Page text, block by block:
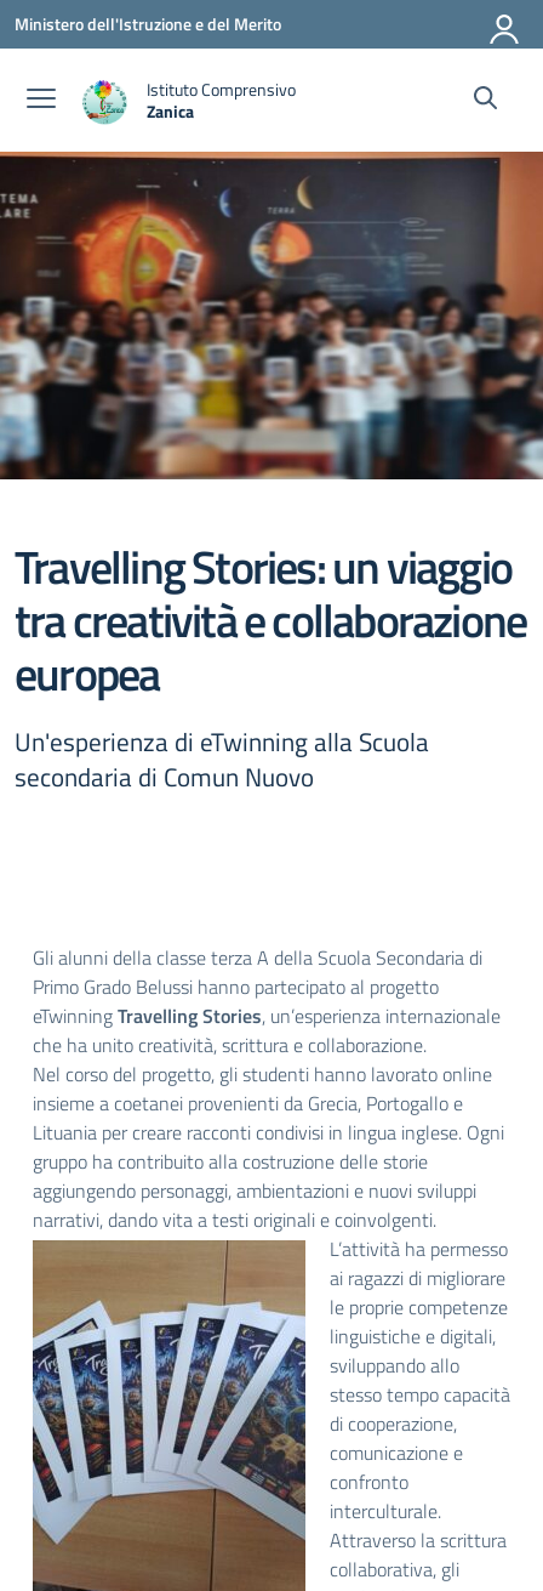
Vai ai contenuti
Vai al menu di navigazione
Vai al footer
Ministero dell'Istruzione e del Merito
Istituto Comprensivo
Zanica
Travelling Stories: un viaggio
tra creatività e collaborazione
europea
Un'esperienza di eTwinning alla Scuola
secondaria di Comun Nuovo
Gli alunni della classe terza A della Scuola Secondaria di
Primo Grado Belussi hanno partecipato al progetto
eTwinningTravelling Stories, un’esperienza internazionale
che ha unito creatività, scrittura e collaborazione.
Nel corso del progetto, gli studenti hanno lavorato online
insieme a coetanei provenienti da Grecia, Portogallo e
Lituania per creare racconti condivisi in lingua inglese. Ogni
gruppo ha contribuito alla costruzione delle storie
aggiungendo personaggi, ambientazioni e nuovi sviluppi
narrativi, dando vita a testi originali e coinvolgenti.
L’attività ha permesso
ai ragazzi di migliorare
le proprie competenze
linguistiche e digitali,
sviluppando allo
stesso tempo capacità
di cooperazione,
comunicazione e
confronto
interculturale.
Attraverso la scrittura
collaborativa, gli